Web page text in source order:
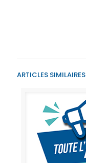
ARTICLES SIMILAIRES